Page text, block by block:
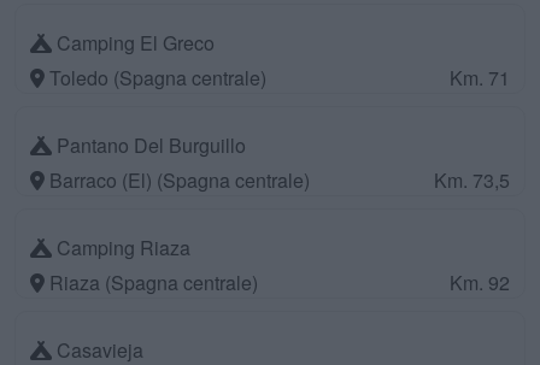
Camping El Greco
Toledo (Spagna centrale)
Km. 71
Pantano Del Burguillo
Barraco (El) (Spagna centrale)
Km. 73,5
Camping Riaza
Riaza (Spagna centrale)
Km. 92
Casavieja